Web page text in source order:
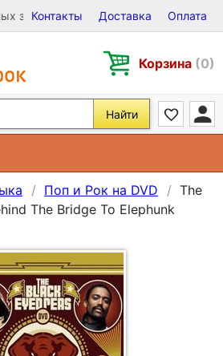
записей на Виниле, CD и DVD
Контакты Доставка Оплата
Корзина (0)
Найти
Поп и Рок на DVD
The
The Bridge To Elephunk